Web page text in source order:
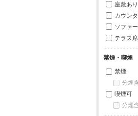
座敷あり
カウン
ソファ
テラス
禁煙・喫煙
禁煙
分煙
喫煙可
分煙